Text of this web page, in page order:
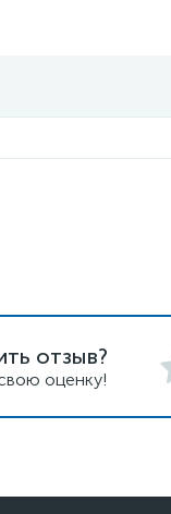
отзыв?
оценку!